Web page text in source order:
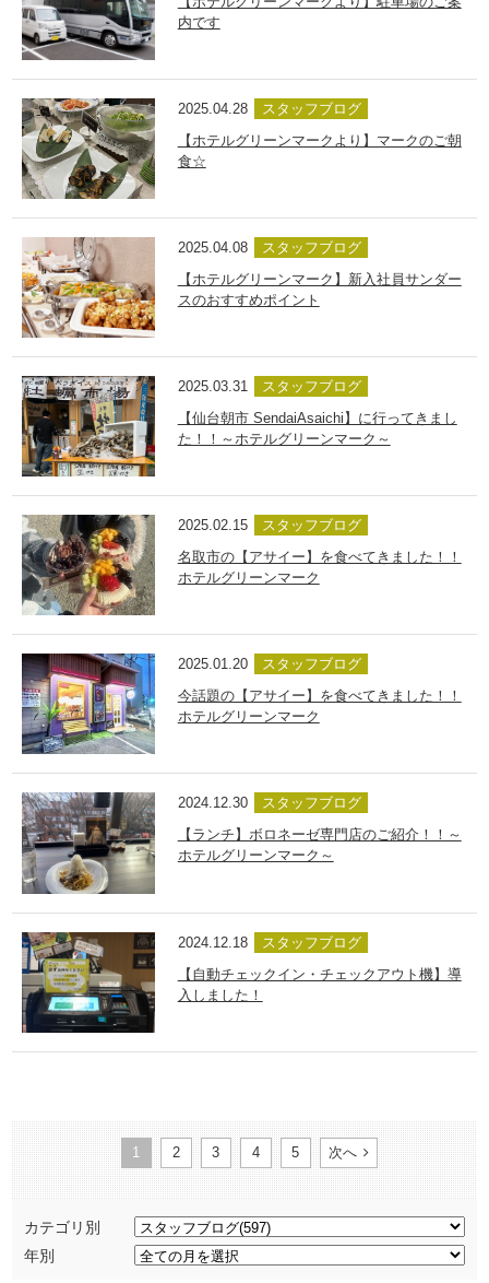
内です
2025.04.28
スタッフブログ
【ホテルグリーンマークより】マークのご朝
食☆
2025.04.08
スタッフブログ
【ホテルグリーンマーク】新入社員サンダー
スのおすすめポイント
2025.03.31
スタッフブログ
【仙台朝市 SendaiAsaichi】に行ってきまし
た！！～ホテルグリーンマーク～
2025.02.15
スタッフブログ
名取市の【アサイー】を食べてきました！！
ホテルグリーンマーク
2025.01.20
スタッフブログ
今話題の【アサイー】を食べてきました！！
ホテルグリーンマーク
2024.12.30
スタッフブログ
【ランチ】ボロネーゼ専門店のご紹介！！～
ホテルグリーンマーク～
2024.12.18
スタッフブログ
【自動チェックイン・チェックアウト機】導
入しました！
1 2 3 4 5 次へ
カテゴリ別
年別